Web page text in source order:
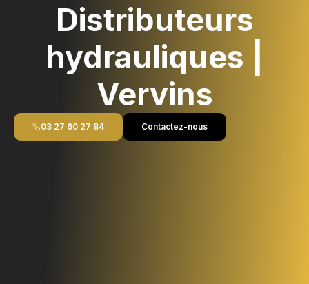
Distributeurs
hydrauliques |
Vervins
03 27 60 27 84 Contactez-nous